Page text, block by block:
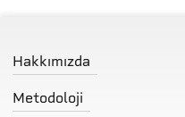
Hakkımızda
Metodoloji